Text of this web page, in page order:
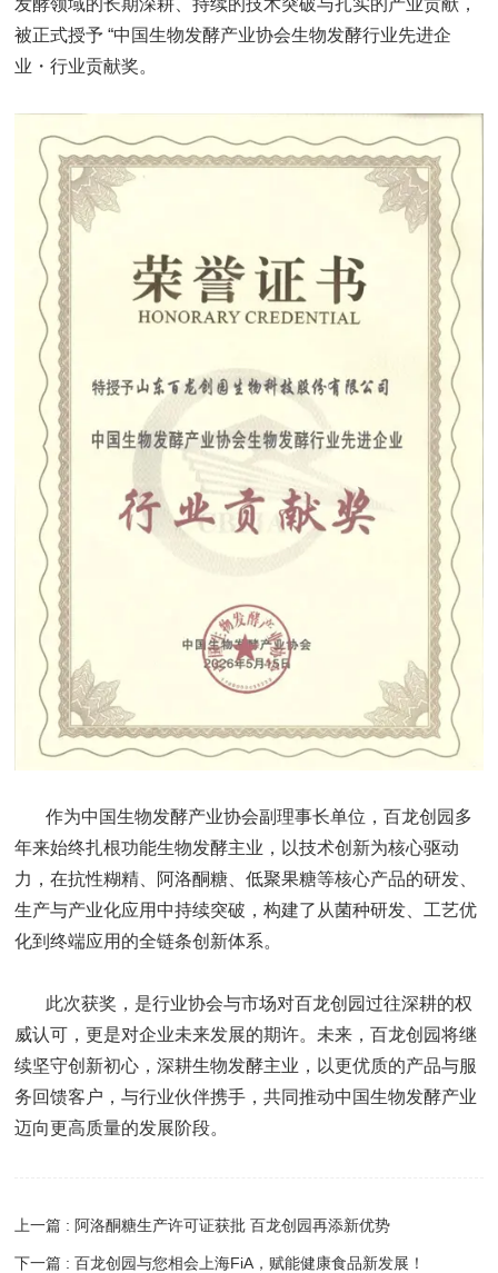
发酵领域的长期深耕、持续的技术突破与扎实的产业贡献，
被正式授予 “中国生物发酵产业协会生物发酵行业先进企
业・行业贡献奖。
作为中国生物发酵产业协会副理事长单位，百龙创园多
年来始终扎根功能生物发酵主业，以技术创新为核心驱动
力，在抗性糊精、阿洛酮糖、低聚果糖等核心产品的研发、
生产与产业化应用中持续突破，构建了从菌种研发、工艺优
化到终端应用的全链条创新体系。
此次获奖，是行业协会与市场对百龙创园过往深耕的权
威认可，更是对企业未来发展的期许。未来，百龙创园将继
续坚守创新初心，深耕生物发酵主业，以更优质的产品与服
务回馈客户，与行业伙伴携手，共同推动中国生物发酵产业
迈向更高质量的发展阶段。
上一篇 : 阿洛酮糖生产许可证获批 百龙创园再添新优势
下一篇 : 百龙创园与您相会上海FiA，赋能健康食品新发展！